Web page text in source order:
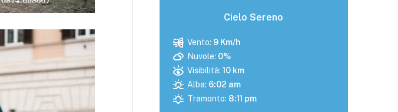
Cielo Sereno
Vento: 9 Km/h
Nuvole: 0%
Visibilità: 10 km
Alba: 6:02 am
Tramonto: 8:11 pm